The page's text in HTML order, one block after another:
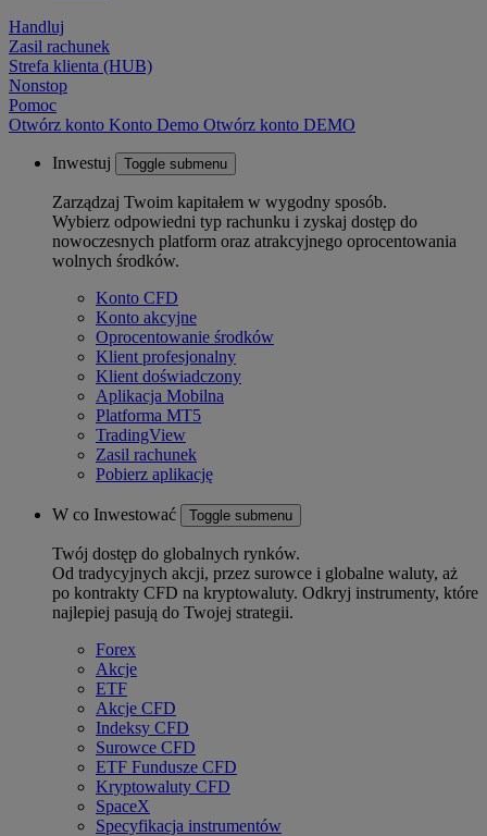
Handluj
Zasil rachunek
Strefa klienta (HUB)
Nonstop
Pomoc
Otwórz konto Konto Demo Otwórz konto DEMO
Inwestuj Toggle submenu
Zarządzaj Twoim kapitałem w wygodny sposób.
Wybierz odpowiedni typ rachunku i zyskaj dostęp do
nowoczesnych platform oraz atrakcyjnego oprocentowania
wolnych środków.
Konto CFD
Konto akcyjne
Oprocentowanie środków
Klient profesjonalny
Klient doświadczony
Aplikacja Mobilna
Platforma MT5
TradingView
Zasil rachunek
Pobierz aplikację
W co Inwestować Toggle submenu
Twój dostęp do globalnych rynków.
Od tradycyjnych akcji, przez surowce i globalne waluty, aż
po kontrakty CFD na kryptowaluty. Odkryj instrumenty, które
najlepiej pasują do Twojej strategii.
Forex
Akcje
ETF
Akcje CFD
Indeksy CFD
Surowce CFD
ETF Fundusze CFD
Kryptowaluty CFD
SpaceX
Specyfikacja instrumentów